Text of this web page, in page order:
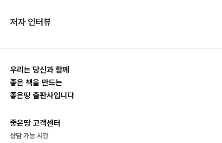
저자 인터뷰
우리는 당신과 함께
좋은 책을 만드는
좋은땅 출판사입니다
좋은땅 고객센터
상담 가능 시간